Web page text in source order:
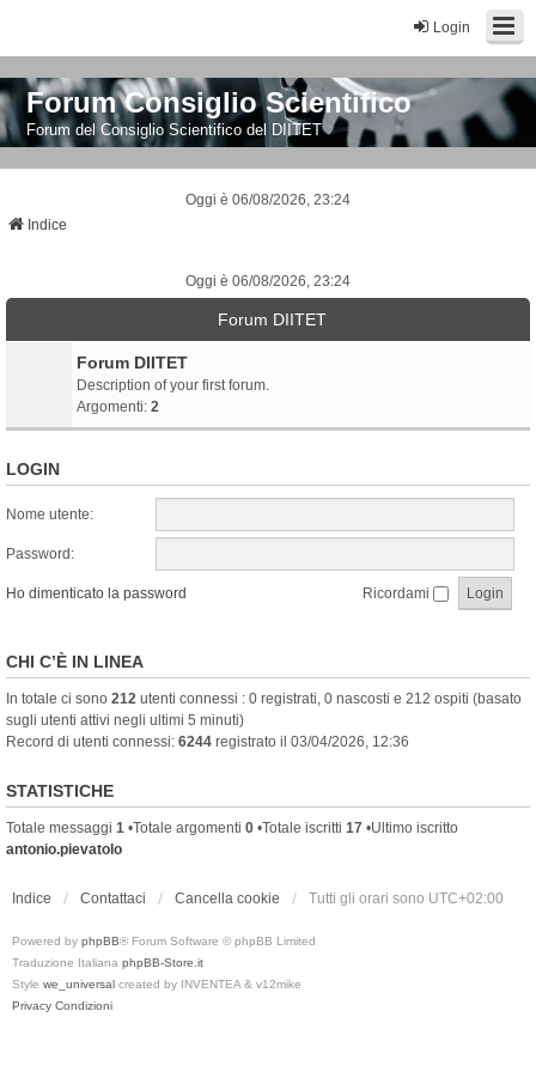
Login
Forum Consiglio Scientifico
Forum del Consiglio Scientifico del DIITET
Oggi è 06/08/2026, 23:24
Indice
Oggi è 06/08/2026, 23:24
Forum DIITET
Forum DIITET
Description of your first forum.
Argomenti: 2
LOGIN
Nome utente:
Password:
Ho dimenticato la password Ricordami
CHI C’È IN LINEA
In totale ci sono 212 utenti connessi : 0 registrati, 0 nascosti e 212 ospiti (basato
sugli utenti attivi negli ultimi 5 minuti)
Record di utenti connessi: 6244 registrato il 03/04/2026, 12:36
STATISTICHE
Totale messaggi 1 •Totale argomenti 0 •Totale iscritti 17 •Ultimo iscritto
antonio.pievatolo
Indice Contattaci Cancella cookie Tutti gli orari sono UTC+02:00
Powered by phpBB® Forum Software © phpBB Limited
Traduzione Italiana phpBB-Store.it
Style we_universal created by INVENTEA & v12mike
Privacy Condizioni